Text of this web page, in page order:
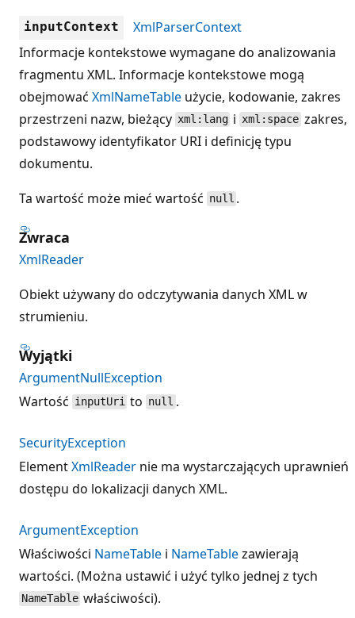
inputContext
XmlParserContext
Informacje kontekstowe wymagane do analizowania
fragmentu XML. Informacje kontekstowe mogą
obejmować XmlNameTable użycie, kodowanie, zakres
przestrzeni nazw, bieżący xml:lang i xml:space zakres,
podstawowy identyfikator URI i definicję typu
dokumentu.
Ta wartość może mieć wartość null .
Zwraca
XmlReader
Obiekt używany do odczytywania danych XML w
strumieniu.
Wyjątki
ArgumentNullException
Wartość inputUri to null .
SecurityException
ElementXmlReader nie ma wystarczających uprawnień
dostępu do lokalizacji danych XML.
ArgumentException
Właściwości NameTable i NameTablezawierają
wartości. (Można ustawić i użyć tylko jednej z tych
NameTable właściwości).